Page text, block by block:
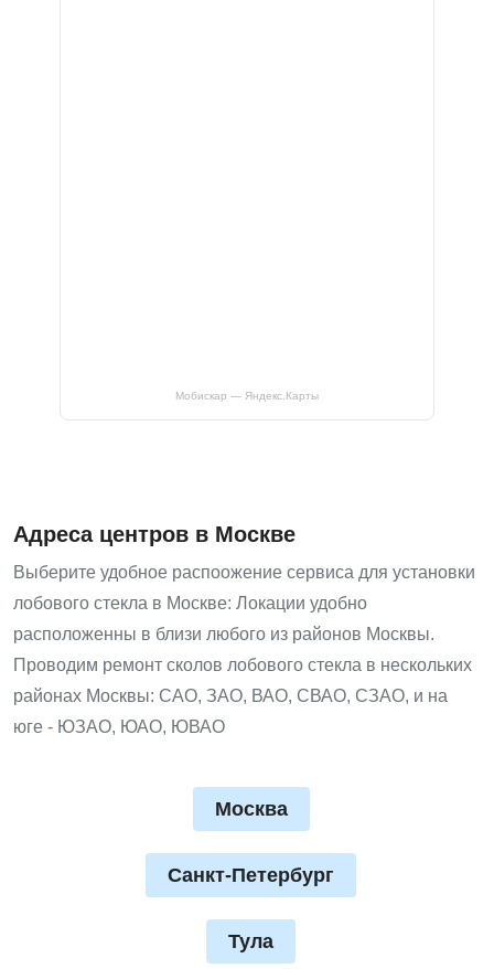
Мобискар — Яндекс.Карты
Адреса центров в Москве
Выберите удобное распоожение сервиса для установки
лобового стекла в Москве: Локации удобно
расположенны в близи любого из районов Москвы.
Проводим ремонт сколов лобового стекла в нескольких
районах Москвы: САО, ЗАО, ВАО, СВАО, СЗАО, и на
юге - ЮЗАО, ЮАО, ЮВАО
Москва
Санкт-Петербург
Тула